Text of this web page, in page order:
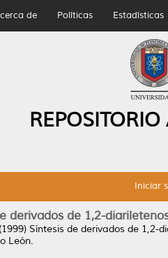
de Políticas Estadísticas
Iniciar
derivados de 1,2-
(1999) Síntesis de derivados de 1,2-
León.